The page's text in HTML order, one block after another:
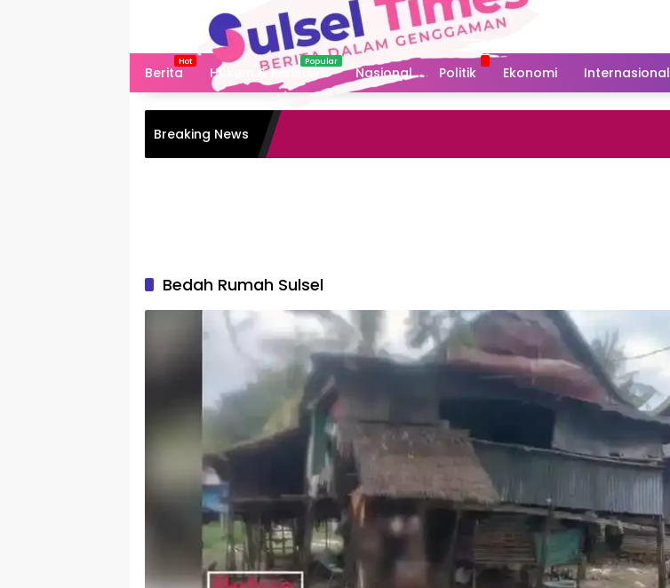
Berita
Hukum & Peristiwa Nasional Politik Ekonomi Internasional
Breaking News
Bedah Rumah Sulsel